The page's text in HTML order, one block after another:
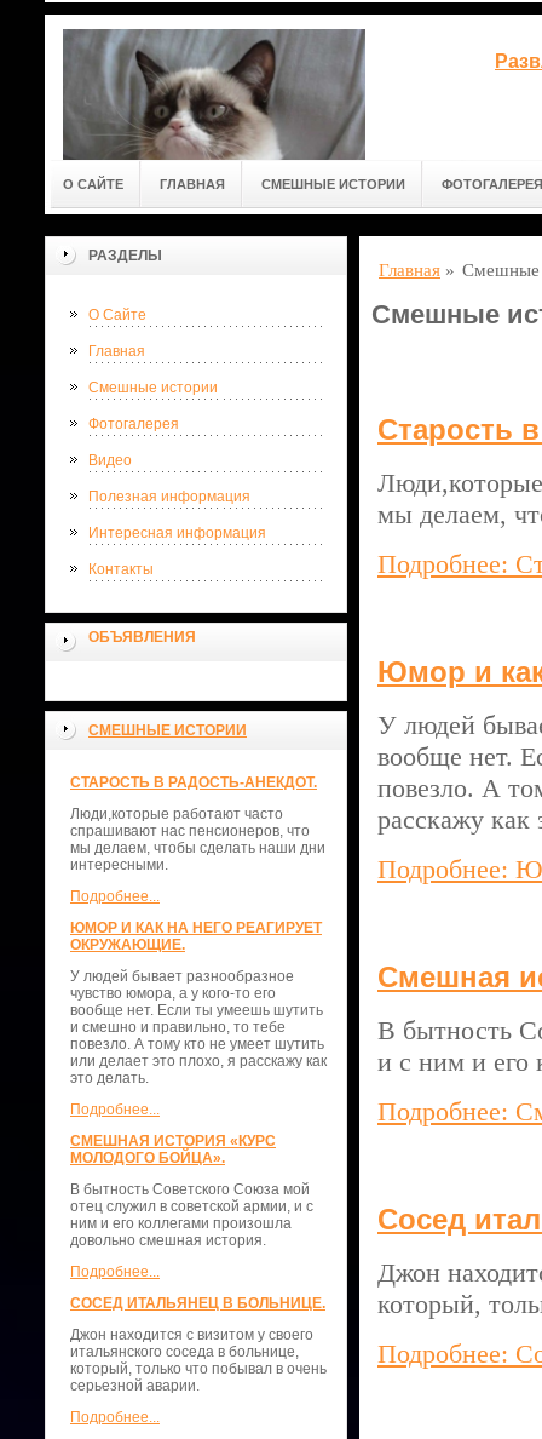
О САЙТЕ ГЛАВНАЯ СМЕШНЫЕ ИСТОРИИ ФОТОГАЛЕРЕЯ
РАЗДЕЛЫ
О Сайте
Главная
Смешные истории
Фотогалерея
Видео
Полезная информация
Интересная информация
Контакты
ОБЪЯВЛЕНИЯ
СМЕШНЫЕ ИСТОРИИ
СТАРОСТЬ В РАДОСТЬ-АНЕКДОТ.
Люди,которые работают часто
спрашивают нас пенсионеров, что
мы делаем, чтобы сделать наши дни
интересными.
Подробнее...
ЮМОР И КАК НА НЕГО РЕАГИРУЕТ
ОКРУЖАЮЩИЕ.
У людей бывает разнообразное
чувство юмора, а у кого-то его
вообще нет. Если ты умеешь шутить
и смешно и правильно, то тебе
повезло. А тому кто не умеет шутить
или делает это плохо, я расскажу как
это делать.
Подробнее...
СМЕШНАЯ ИСТОРИЯ «КУРС
МОЛОДОГО БОЙЦА».
В бытность Советского Союза мой
отец служил в советской армии, и с
ним и его коллегами произошла
довольно смешная история.
Подробнее...
СОСЕД ИТАЛЬЯНЕЦ В БОЛЬНИЦЕ.
Джон находится с визитом у своего
итальянского соседа в больнице,
который, только что побывал в очень
серьезной аварии.
Подробнее...
Главная » Смешные
Смешные
Старость
мы делаем,
Подробнее:
Юмор и
У людей
вообще нет.
повезло. А
расскажу как
Подробнее:
Смешная
В бытность
и с ним и его
Подробнее:
Сосед
Джон
который,
Подробнее: